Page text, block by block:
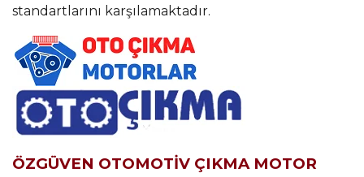
standartlarını karşılamaktadır.
ÖZGÜVEN OTOMOTİV ÇIKMA MOTOR